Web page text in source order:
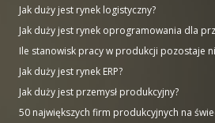
Jak duży jest rynek logistyczny?
Jak duży jest rynek oprogramowania dla
Ile stanowisk pracy w produkcji pozostaje
Jak duży jest rynek ERP?
Jak duży jest przemysł produkcyjny?
50 największych firm produkcyjnych na